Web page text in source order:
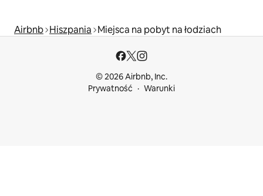
Airbnb Hiszpania Miejsca na pobyt na łodziach
© 2026 Airbnb, Inc.
Prywatność
Warunki